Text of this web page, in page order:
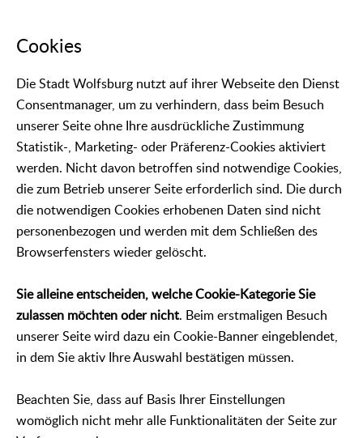
Cookies
Die Stadt Wolfsburg nutzt auf ihrer Webseite den Dienst
Consentmanager, um zu verhindern, dass beim Besuch
unserer Seite ohne Ihre ausdrückliche Zustimmung
Statistik-, Marketing- oder Präferenz-Cookies aktiviert
werden. Nicht davon betroffen sind notwendige Cookies,
die zum Betrieb unserer Seite erforderlich sind. Die durch
die notwendigen Cookies erhobenen Daten sind nicht
personenbezogen und werden mit dem Schließen des
Browserfensters wieder gelöscht.
Sie alleine entscheiden, welche Cookie-Kategorie Sie
zulassen möchten oder nicht. Beim erstmaligen Besuch
unserer Seite wird dazu ein Cookie-Banner eingeblendet,
in dem Sie aktiv Ihre Auswahl bestätigen müssen.
Beachten Sie, dass auf Basis Ihrer Einstellungen
womöglich nicht mehr alle Funktionalitäten der Seite zur